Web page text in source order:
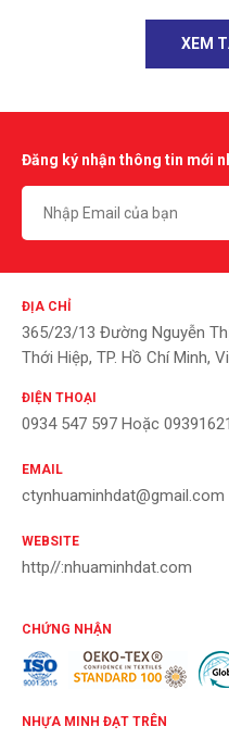
XEM
Đăng ký nhận thông tin mới
ĐỊA CHỈ
365/23/13 Đường Nguyễn
Thới Hiệp, TP. Hồ Chí Minh,
ĐIỆN THOẠI
0934 547 597 Hoặc
EMAIL
ctynhuaminhdat@gmail.com
WEBSITE
http//:nhuaminhdat.com
CHỨNG NHẬN
NHỰA MINH ĐẠT TRÊN